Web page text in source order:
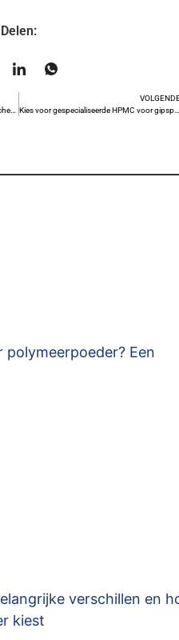
Delen:
De werking van EDTA-2Na bij dagelijkse chemische reiniging
Kies voor gespecialiseerde HPMC voor gipsproducten: vertraagt het
polymeerpoeder? Een
verschillen en
kiest